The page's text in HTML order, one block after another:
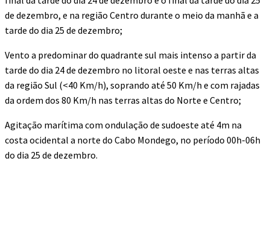
de dezembro, e na região Centro durante o meio da manhã e a
tarde do dia 25 de dezembro;
Vento a predominar do quadrante sul mais intenso a partir da
tarde do dia 24 de dezembro no litoral oeste e nas terras altas
da região Sul (<40 Km/h), soprando até 50 Km/h e com rajadas
da ordem dos 80 Km/h nas terras altas do Norte e Centro;
Agitação marítima com ondulação de sudoeste até 4m na
costa ocidental a norte do Cabo Mondego, no período 00h-06h
do dia 25 de dezembro.